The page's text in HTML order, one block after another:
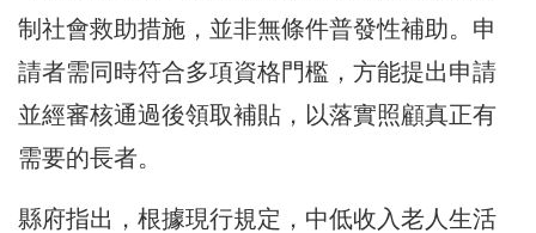
制社會救助措施，並非無條件普發性補助。申
請者需同時符合多項資格門檻，方能提出申請
並經審核通過後領取補貼，以落實照顧真正有
需要的長者。
縣府指出，根據現行規定，中低收入老人生活